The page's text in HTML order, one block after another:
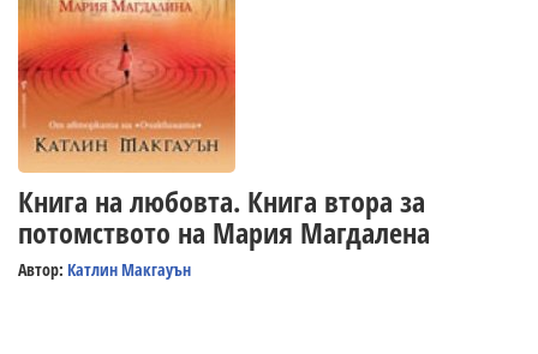
Книга на любовта. Книга втора за
потомството на Мария Магдалена
Автор: Катлин Макгауън